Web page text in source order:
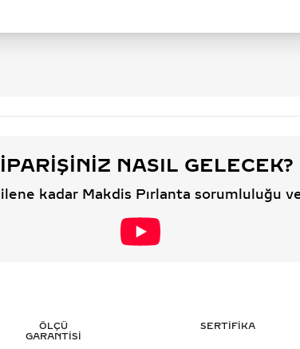
NASIL GELECEK?
kadar Makdis Pırlanta sorumluluğu
ÖLÇÜ
GARANTİSİ
SERTİFİKA